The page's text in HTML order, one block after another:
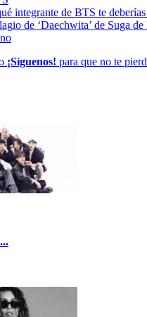
integrante de BTS te deberías
de ‘Daechwita’ de Suga
¡Síguenos! para que no te